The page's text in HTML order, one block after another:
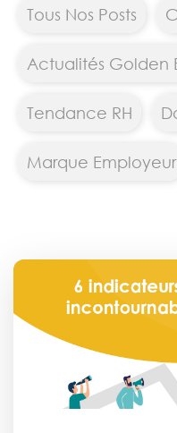
Tous Nos Posts
Actualités Golden
Tendance RH
Marque Employeur